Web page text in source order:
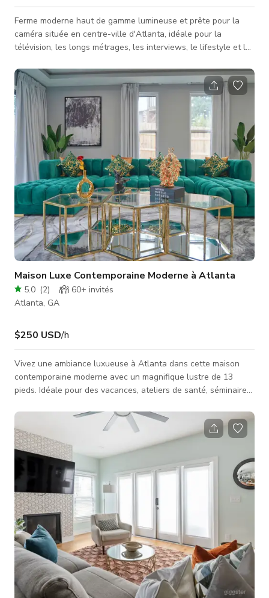
Ferme moderne haut de gamme lumineuse et prête pour la
caméra située en centre-ville d'Atlanta, idéale pour la
télévision, les longs métrages, les interviews, le lifestyle et les
agencement ouvert, d'une abondance de lumière naturelle et
de multiples options de tournage intérieur/extérieur, avec une
ambiance résidentielle haut de gamme mais très vivable qui
rend bien à l'écran. La propriété offre plusieurs
environnements de t
Maison Luxe Contemporaine Moderne à Atlanta
5.0 (2) 60+ invités
Atlanta, GA
$250 USD/h
Vivez une ambiance luxueuse à Atlanta dans cette maison
contemporaine moderne avec un magnifique lustre de 13
pieds. Idéale pour des vacances, ateliers de santé, séminaires
propriété dispose d'un intérieur contemporain global, d'un plan
ouvert avec une excellente lumière naturelle, un éclairage
LED en bordure, des plafonds de 20 pieds dans la salle
familiale avec un lustre minimaliste sphérique à LED
changeant de couleur, et un